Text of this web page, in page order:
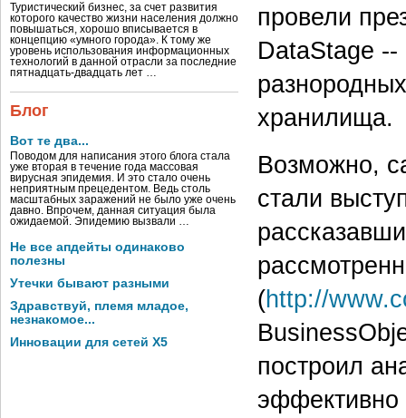
Туристический бизнес, за счет развития
которого качество жизни населения должно
повышаться, хорошо вписывается в
концепцию «умного города». К тому же
уровень использования информационных
технологий в данной отрасли за последние
пятнадцать-двадцать лет …
Блог
Вот те два...
Поводом для написания этого блога стала
уже вторая в течение года массовая
вирусная эпидемия. И это стало очень
неприятным прецедентом. Ведь столь
масштабных заражений не было уже очень
давно. Впрочем, данная ситуация была
ожидаемой. Эпидемию вызвали …
Не все апдейты одинаково
полезны
Утечки бывают разными
Здравствуй, племя младое,
незнакомое...
Инновации для сетей X5
провели
DataStage --
хранилища.
Возможно,
стали
(http://
построил
эффективно